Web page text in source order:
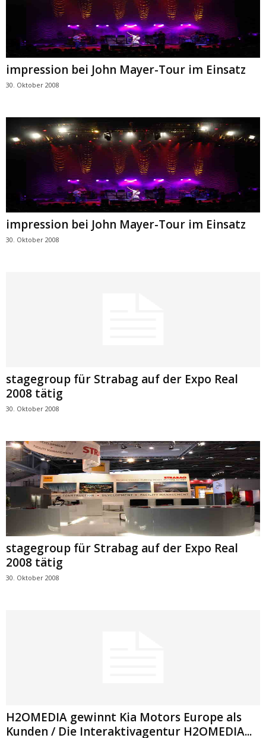
impression bei John Mayer-Tour im Einsatz
30. Oktober 2008
impression bei John Mayer-Tour im Einsatz
30. Oktober 2008
stagegroup für Strabag auf der Expo Real
2008 tätig
30. Oktober 2008
stagegroup für Strabag auf der Expo Real
2008 tätig
30. Oktober 2008
H2OMEDIA gewinnt Kia Motors Europe als
Kunden / Die Interaktivagentur H2OMEDIA...